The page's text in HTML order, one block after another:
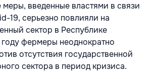
меры, введенные властями в связи
19, серьезно повлияли на
сектор в Республике
фермеры неоднократно
отсутствия государственной
сектора в период кризиса.